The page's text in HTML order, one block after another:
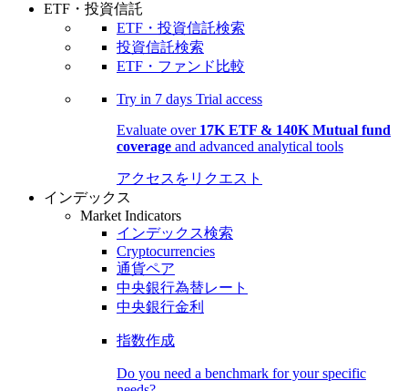
ETF・投資信託
ETF・投資信託検索
投資信託検索
ETF・ファンド比較
Try in 7 days Trial access
Evaluate over 17K ETF & 140K Mutual fund
coverage and advanced analytical tools
アクセスをリクエスト
インデックス
Market Indicators
インデックス検索
Cryptocurrencies
通貨ペア
中央銀行為替レート
中央銀行金利
指数作成
Do you need a benchmark for your specific